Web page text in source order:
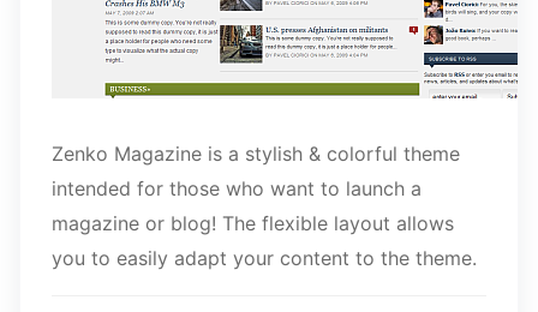
Zenko Magazine is a stylish & colorful theme
intended for those who want to launch a
magazine or blog! The flexible layout allows
you to easily adapt your content to the theme.